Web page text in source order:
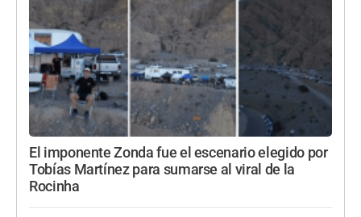
El imponente Zonda fue el escenario elegido por
Tobías Martínez para sumarse al viral de la
Rocinha